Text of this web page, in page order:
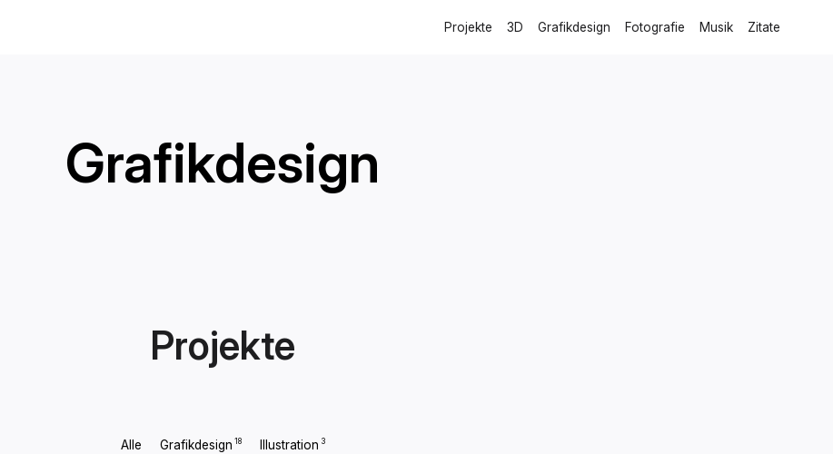
Projekte 3D Grafikdesign Fotografie Musik Zitate
Grafikdesign
Projekte
Alle Grafikdesign 18 Illustration 3